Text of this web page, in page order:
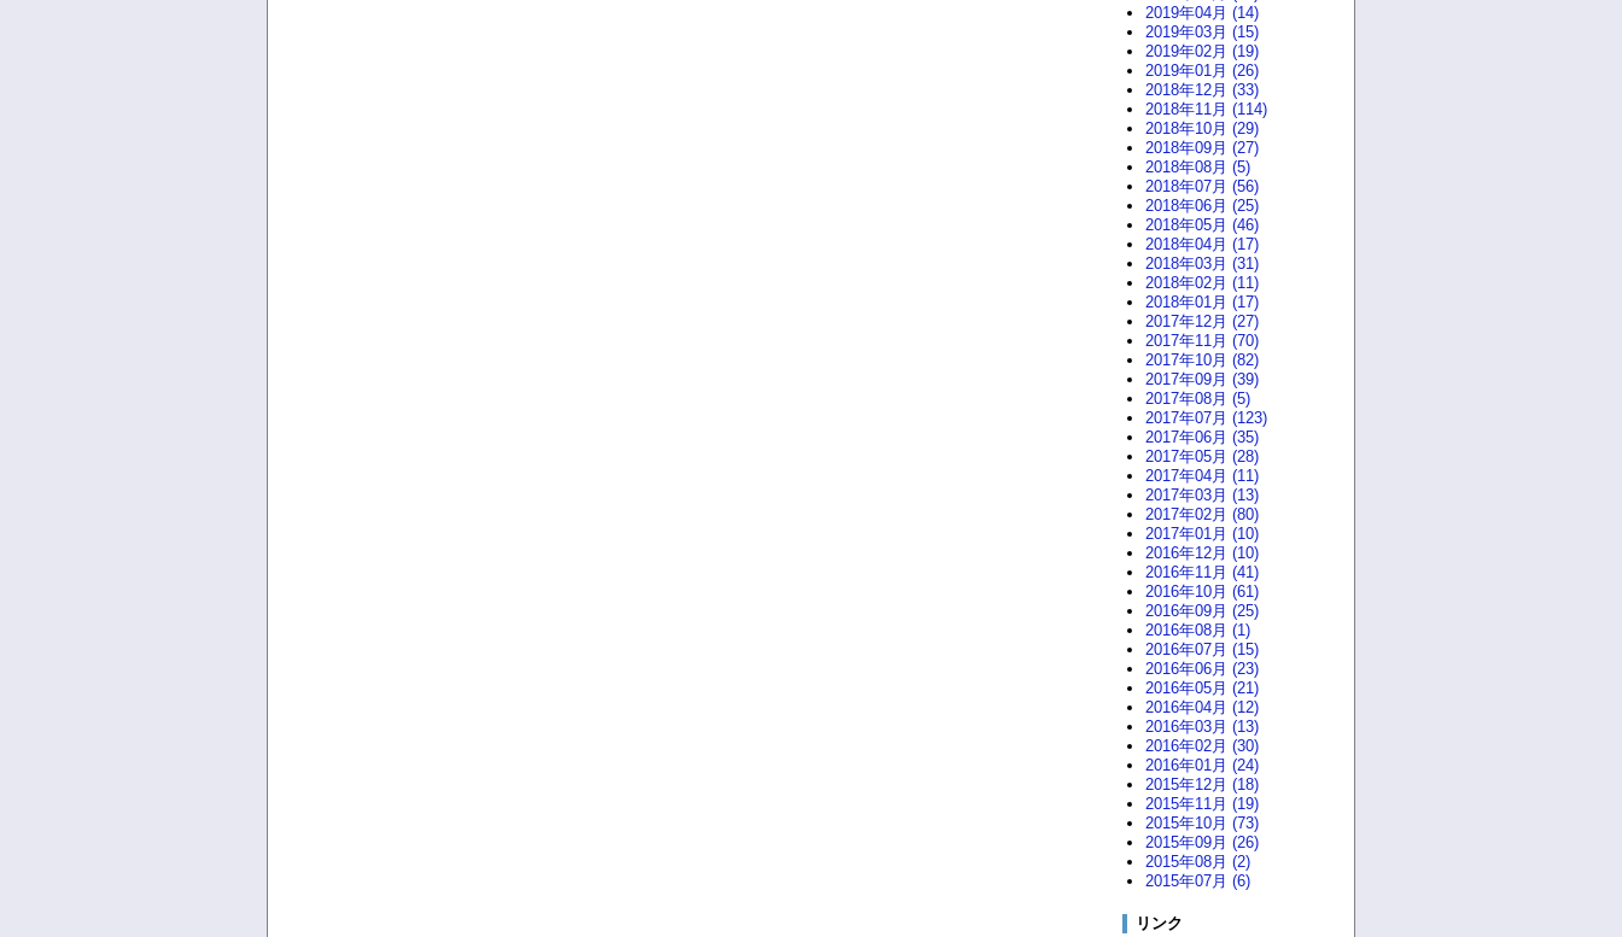
2019年04月 (14)
2019年03月 (15)
2019年02月 (19)
2019年01月 (26)
2018年12月 (33)
2018年11月 (114)
2018年10月 (29)
2018年09月 (27)
2018年08月 (5)
2018年07月 (56)
2018年06月 (25)
2018年05月 (46)
2018年04月 (17)
2018年03月 (31)
2018年02月 (11)
2018年01月 (17)
2017年12月 (27)
2017年11月 (70)
2017年10月 (82)
2017年09月 (39)
2017年08月 (5)
2017年07月 (123)
2017年06月 (35)
2017年05月 (28)
2017年04月 (11)
2017年03月 (13)
2017年02月 (80)
2017年01月 (10)
2016年12月 (10)
2016年11月 (41)
2016年10月 (61)
2016年09月 (25)
2016年08月 (1)
2016年07月 (15)
2016年06月 (23)
2016年05月 (21)
2016年04月 (12)
2016年03月 (13)
2016年02月 (30)
2016年01月 (24)
2015年12月 (18)
2015年11月 (19)
2015年10月 (73)
2015年09月 (26)
2015年08月 (2)
2015年07月 (6)
リンク